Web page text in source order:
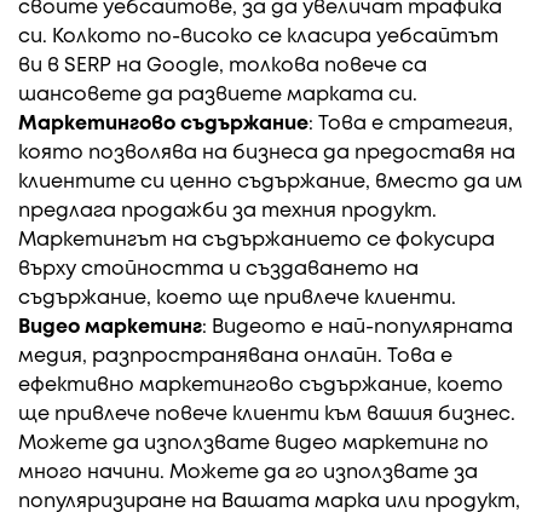
своите уебсайтове, за да увеличат трафика
си. Колкото по-високо се класира уебсайтът
ви в SERP на Google, толкова повече са
шансовете да развиете марката си.
Маркетингово съдържание: Това е стратегия,
която позволява на бизнеса да предоставя на
клиентите си ценно съдържание, вместо да им
предлага продажби за техния продукт.
Маркетингът на съдържанието се фокусира
върху стойността и създаването на
съдържание, което ще привлече клиенти.
Видео маркетинг: Видеото е най-популярната
медия, разпространявана онлайн. Това е
ефективно маркетингово съдържание, което
ще привлече повече клиенти към вашия бизнес.
Можете да използвате видео маркетинг по
много начини. Можете да го използвате за
популяризиране на Вашата марка или продукт,